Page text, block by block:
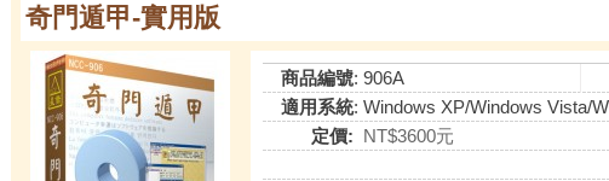
奇門遁甲-實用版
商品編號: 906A
適用系統: Windows XP/Windows Vista/
定價: NT$3600元